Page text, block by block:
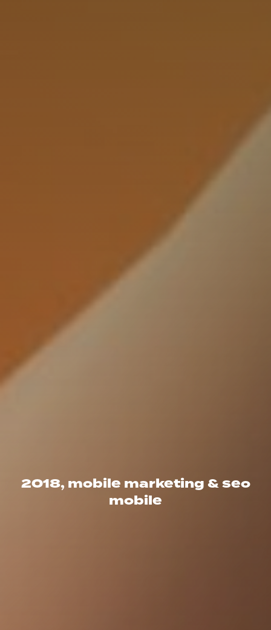
2018, mobile marketing & seo
mobile